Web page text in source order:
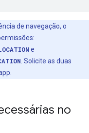
de navegação, o
e
. Solicite as duas
no